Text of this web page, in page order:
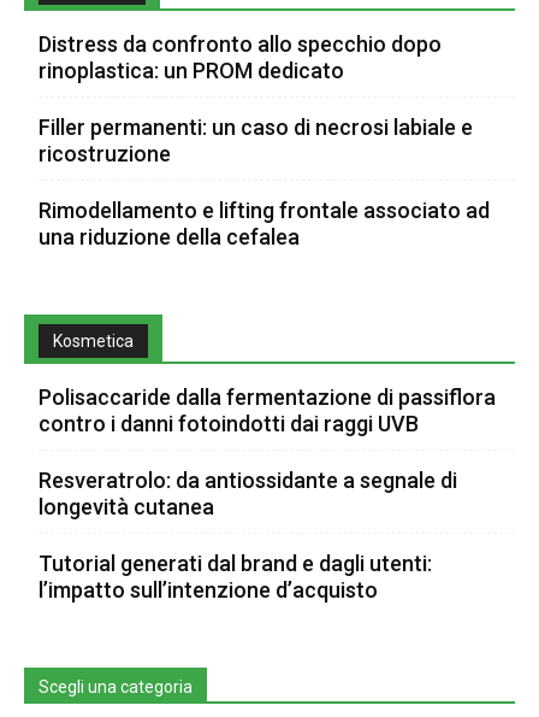
Distress da confronto allo specchio dopo
rinoplastica: un PROM dedicato
Filler permanenti: un caso di necrosi labiale e
ricostruzione
Rimodellamento e lifting frontale associato ad
una riduzione della cefalea
Kosmetica
Polisaccaride dalla fermentazione di passiflora
contro i danni fotoindotti dai raggi UVB
Resveratrolo: da antiossidante a segnale di
longevità cutanea
Tutorial generati dal brand e dagli utenti:
l’impatto sull’intenzione d’acquisto
Scegli una categoria